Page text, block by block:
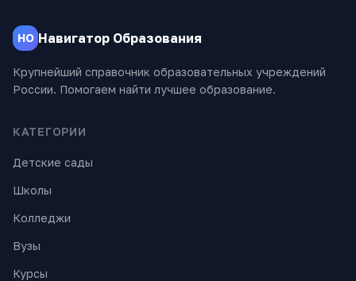
НО Навигатор Образования
Крупнейший справочник образовательных учреждений
России. Помогаем найти лучшее образование.
КАТЕГОРИИ
Детские сады
Школы
Колледжи
Вузы
Курсы